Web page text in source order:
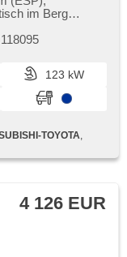
im Berg
Lenkrad
hands free, El.
El. Klappspiegel,
Fahrersitz,
USB, AUX,
malý kožený
123 kW
TOYOTA
4 126 EUR